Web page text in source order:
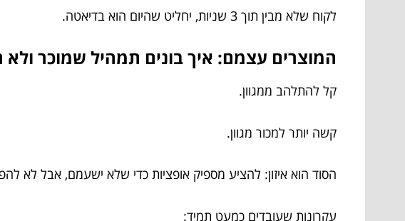
לקוח שלא מבין תוך 3 שניות, יחליט שהיום הוא בדיאטה.
המוצרים עצמם: איך בונים תמהיל שמוכר ולא
קל להתלהב ממגוון.
קשה יותר למכור מגוון.
הסוד הוא איזון: להציע מספיק אופציות כדי שלא ישעמם, אבל לא
עקרונות שעובדים כמעט תמיד: